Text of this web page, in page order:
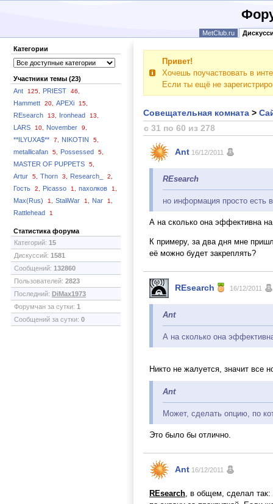
MetClub.ru
Категории
Участники темы (23)
Ant
125, PRIEST 46,
Hammett 20, APEXi 15,
REsearch 13, Ironhead 13,
LARS 10, November 9,
**ILYUXA$** 7, NIKOTIN 5,
metallicafan 5, Possessed 5,
MASTER OF PUPPETS 5,
Artur 5, Thorn 3, Research_ 2,
Гость 2, Picasso 1, пахолков 1,
Max(Rus) 1, StaliWar 1, Nar 1,
Rattlehead 1
Статистика форума
Категорий: 15
Дискуссий: 1581
Сообщений: 132860
Пользователей: 2823
Последний: DiMax1973
Форумчан за сутки: 1
Сообщений за сутки: 0
Привет!
Хочешь поучаствовать в
Если ты ещё не
Совещательная комната >
с 31 по 60 из 278
Ant 16/12/2011
REsearch
но информация просто есть
А на сколько она эффективна
К примеру, за два дня мне
её можно будет закреплять?
REsearch 16/12/2011
Ant
А на сколько она
Никто не жалуется, значит все
Ant
Может, сделать опцию, по
Это было бы отлично.
Ant 16/12/2011
REsearch, в общем, сделал так: